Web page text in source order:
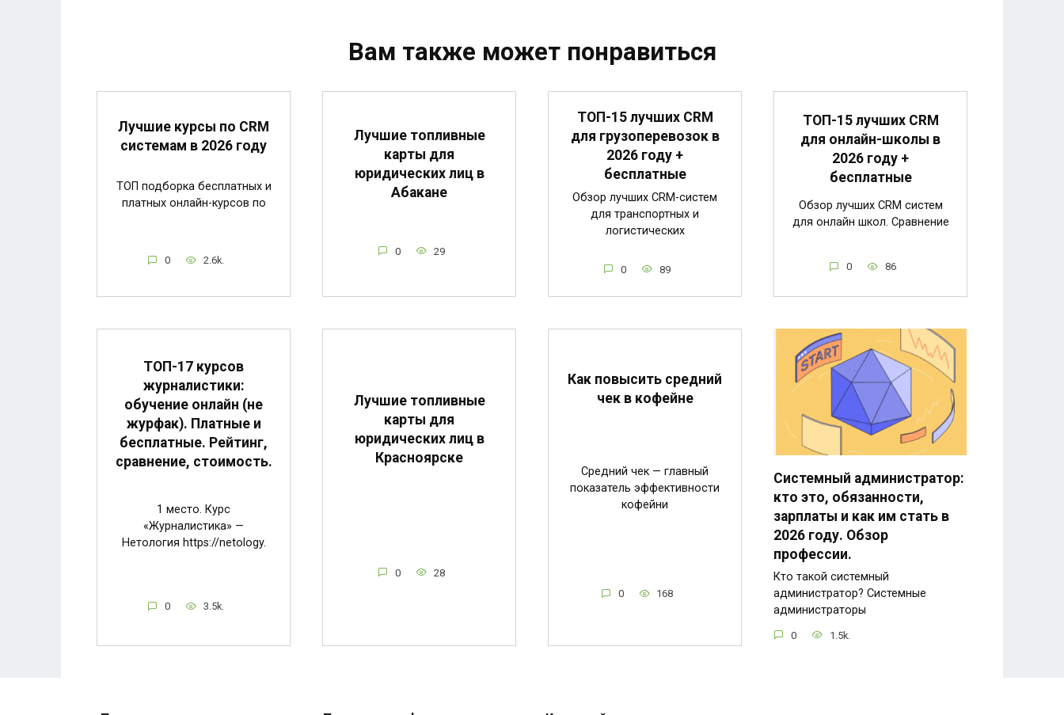
Вам также может понравиться
Лучшие курсы по CRM
системам в 2026 году
ТОП подборка бесплатных и
платных онлайн-курсов по
0 2.6k.
Лучшие топливные
карты для
юридических лиц в
Абакане
0 29
ТОП-15 лучших CRM
для грузоперевозок в
2026 году +
бесплатные
Обзор лучших CRM-систем
для транспортных и
логистических
0 89
ТОП-15 лучших CRM
для онлайн-школы в
2026 году +
бесплатные
Обзор лучших CRM систем
для онлайн школ. Сравнение
0 86
ТОП-17 курсов
журналистики:
обучение онлайн (не
журфак). Платные и
бесплатные. Рейтинг,
сравнение, стоимость.
1 место. Курс
«Журналистика» —
Нетология https://netology.
0 3.5k.
Лучшие топливные
карты для
юридических лиц в
Красноярске
0 28
Как повысить средний
чек в кофейне
Средний чек — главный
показатель эффективности
кофейни
0 168
Системный администратор:
кто это, обязанности,
зарплаты и как им стать в
2026 году. Обзор
профессии.
Кто такой системный
администратор? Системные
администраторы
0 1.5k.